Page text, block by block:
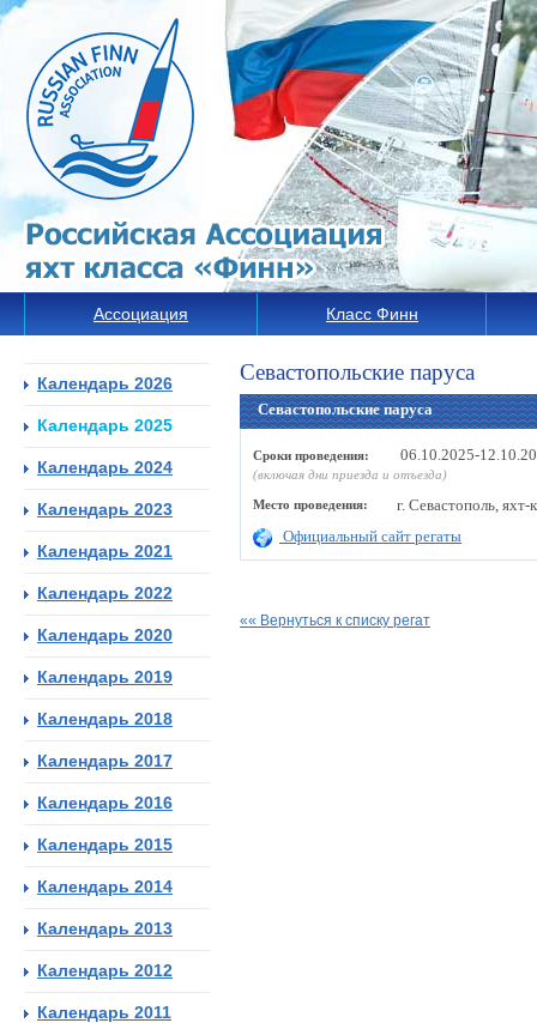
Ассоциация Класс Финн
Севастопольские паруса
Севастопольские паруса
Сроки проведения: 06.10.2025-
(включая дни приезда и отъезда)
Место проведения:
г. Севастополь,
Официальный сайт регаты
«« Вернуться к списку регат
Календарь 2026
Календарь 2025
Календарь 2024
Календарь 2023
Календарь 2021
Календарь 2022
Календарь 2020
Календарь 2019
Календарь 2018
Календарь 2017
Календарь 2016
Календарь 2015
Календарь 2014
Календарь 2013
Календарь 2012
Календарь 2011